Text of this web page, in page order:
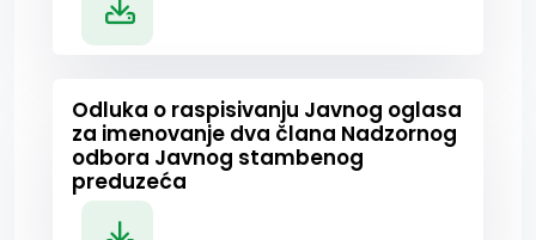
Odluka o raspisivanju Javnog oglasa
za imenovanje dva člana Nadzornog
odbora Javnog stambenog
preduzeća